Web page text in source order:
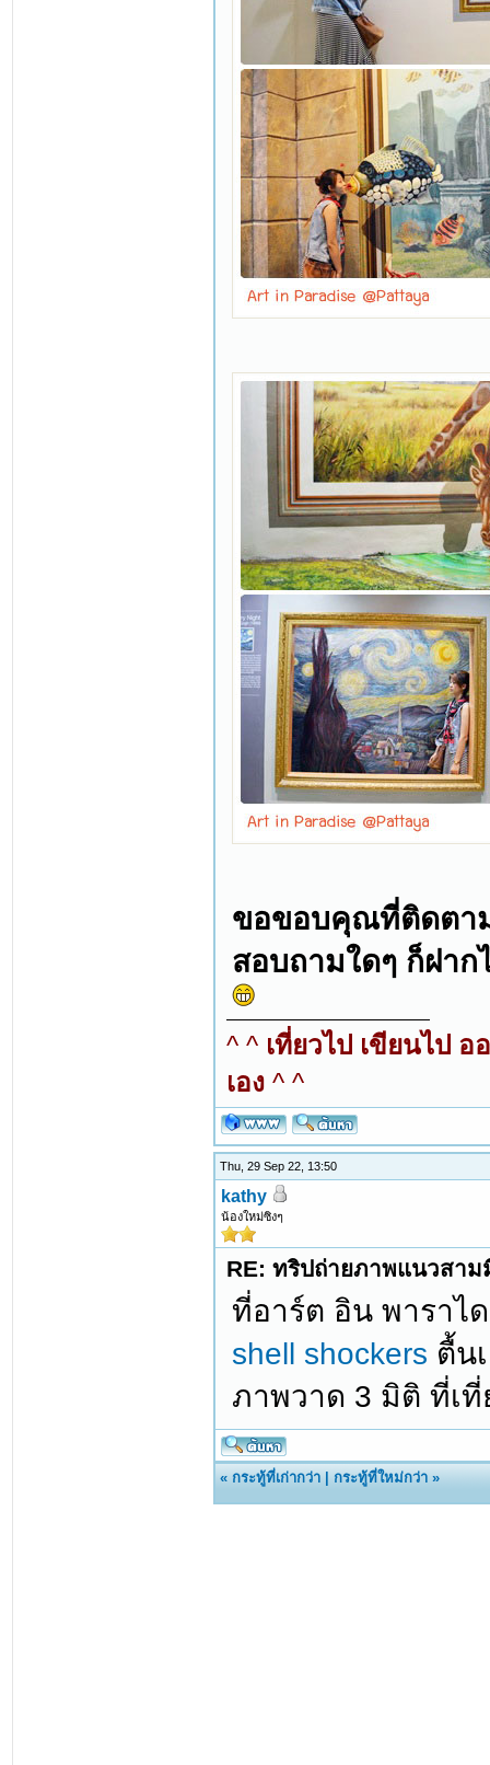
ขอขอบคุณที่ติดตา
สอบถามใดๆ ก็ฝา
^ ^ เที่ยวไป เขียนไป
เอง ^ ^
Thu, 29 Sep 22, 13:50
kathy
น้องใหม่ซิงๆ
RE: ทริปถ่ายภาพแนวสา
ที่อาร์ต อิน พาราไ
shell shockers ตื้น
ภาพวาด 3 มิติ ที่เที่
«กระทู้ที่เก่ากว่า |กระทู้ที่ใหม่กว่า »